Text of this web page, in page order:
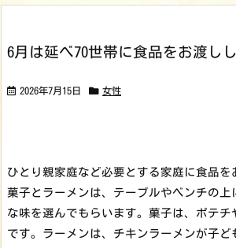
6月は延べ70世帯に食品をお渡し
2026年7月15日 女性
ひとり親家庭など必要とする家庭に食品を
菓子とラーメンは、テーブルやベンチの上
な味を選んでもらいます。菓子は、ポテチ
です。ラーメンは、チキンラーメンが子